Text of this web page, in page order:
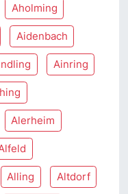
Aholming
Aidenbach
Ainring
Alerheim
Alling Altdorf